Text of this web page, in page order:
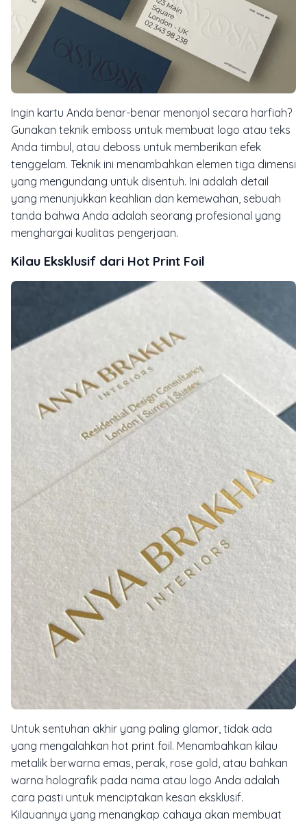
Ingin kartu Anda benar-benar menonjol secara harfiah?
Gunakan teknik emboss untuk membuat logo atau teks
Anda timbul, atau deboss untuk memberikan efek
tenggelam. Teknik ini menambahkan elemen tiga dimensi
yang mengundang untuk disentuh. Ini adalah detail
yang menunjukkan keahlian dan kemewahan, sebuah
tanda bahwa Anda adalah seorang profesional yang
menghargai kualitas pengerjaan.
Kilau Eksklusif dari Hot Print Foil
Untuk sentuhan akhir yang paling glamor, tidak ada
yang mengalahkan hot print foil. Menambahkan kilau
metalik berwarna emas, perak, rose gold , atau bahkan
warna holografik pada nama atau logo Anda adalah
cara pasti untuk menciptakan kesan eksklusif.
Kilauannya yang menangkap cahaya akan membuat